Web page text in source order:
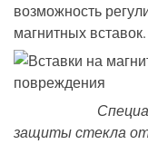
возможность
магнитных вставок.
защиты стекла